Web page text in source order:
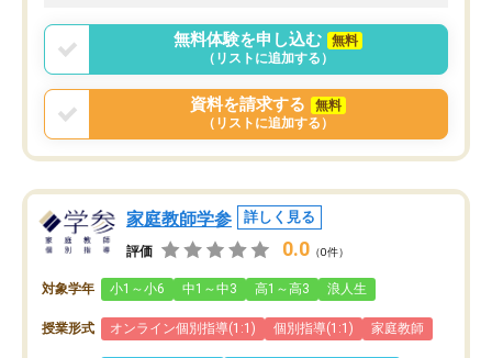
無料体験を申し込む
無料
（リストに追加する）
資料を請求する
無料
（リストに追加する）
家庭教師学参 詳しく見る
評価 0.0 （0件）
対象学年 小1～小6 中1～中3 高1～高3 浪人生
授業形式 オンライン個別指導(1:1) 個別指導(1:1) 家庭教師